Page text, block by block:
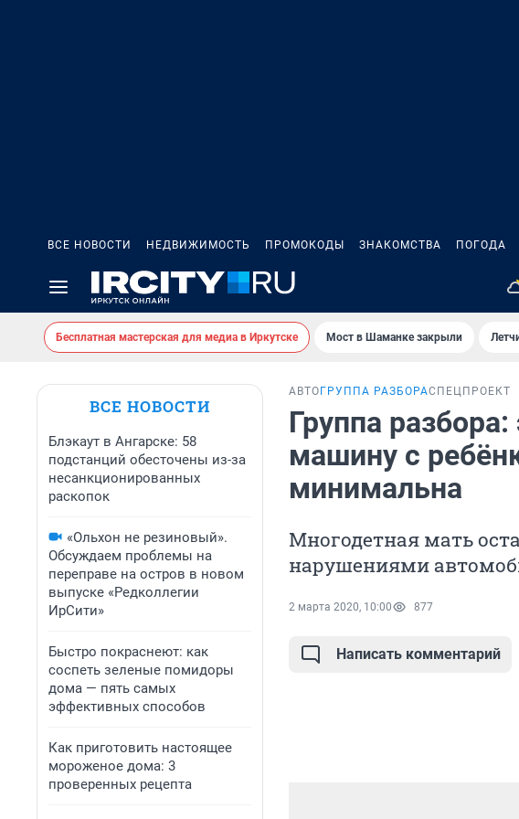
ВСЕ НОВОСТИ НЕДВИЖИМОСТЬ ПРОМОКОДЫ ЗНАКОМСТВА ПОГОДА
Бесплатная мастерская для медиа в Иркутске Мост в Шаманке закрыли
ВСЕ НОВОСТИ
Блэкаут в Ангарске: 58
подстанций обесточены из-за
несанкционированных
раскопок
«Ольхон не резиновый».
Обсуждаем проблемы на
переправе на остров в новом
выпуске «Редколлегии
ИрСити»
Быстро покраснеют: как
соспеть зеленые помидоры
дома — пять самых
эффективных способов
Как приготовить настоящее
мороженое дома: 3
проверенных рецепта
АВТО ГРУППА РАЗБОРАСПЕЦПРОЕКТ
Группа
машину с
минимальна
Многодетная мать
нарушениями
2 марта 2020, 10:00 877
Написать комментарий